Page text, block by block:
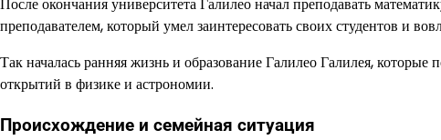
преподавателем, который умел заинтересовать своих студентов и
Так началась ранняя жизнь и образование Галилео Галилея,
открытий в физике и астрономии.
Происхождение и семейная ситуация